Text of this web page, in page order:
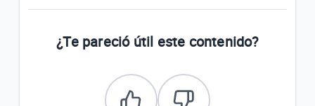
¿Te pareció útil este contenido?